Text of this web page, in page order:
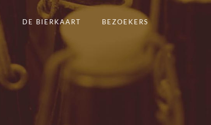
DE BIERKAART BEZOEKERS